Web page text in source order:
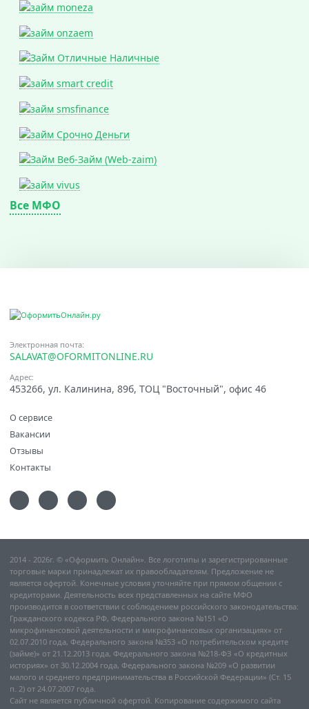
Все МФО
Электронная почта:
SALAVAT@OFORMITONLINE.RU
Адрес:
453266, ул. Калинина, 89б, ТОЦ "Восточный", офис 46
О сервисе
Вакансии
Отзывы
Контакты
2014 - 2026г. © «Оформить Онлайн». Все логотипы и зарегистрированные
торговые марки принадлежат их правообладателям. Предложение не
является офертой. Конечные условия уточняйте при прямом общении с
кредиторами. Деятельность всех представленных на сайте МФО
производится в соответствии с соблюдением российского законодательства:
Гражданского кодекса РФ, Федерального закона №151 «О
микрофинансовой деятельности и микрофинансовых организациях» от
02.07.2010 года, Федерального закона №353 «О потребительском кредите
(займе)» от 21.12.2013 года, Федерального закона №218-ФЗ «О кредитных
историях» от 30.12.2004 года, Федерального закона №209 «О развитии
малого и среднего предпринимательства в Российской Федерации» (Ст. 15
п. 2) от 24.07.2007 года.
Сайт не является публичной офертой. Копирование содержимого сайта